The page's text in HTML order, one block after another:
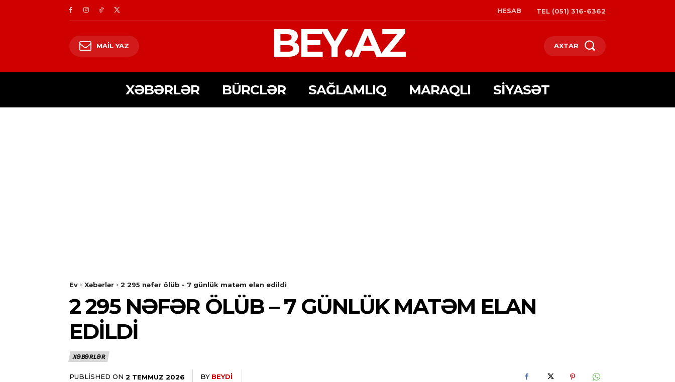
HESAB TEL (051) 316-6362
MAIL YAZ BEY.AZ AXTAR
XƏBƏRLƏR BÜRCLƏR SAĞLAMLIQ MARAQLI SIYASƏT
Ev Xəbərlər 2 295 nəfər ölüb - 7 günlük matəm elan edildi
2 295 NƏFƏR ÖLÜB – 7 GÜNLÜK MATƏM ELAN
EDILDI
XƏBƏRLƏR
PUBLISHED ON 2 TEMMUZ 2026 BY BEYDI